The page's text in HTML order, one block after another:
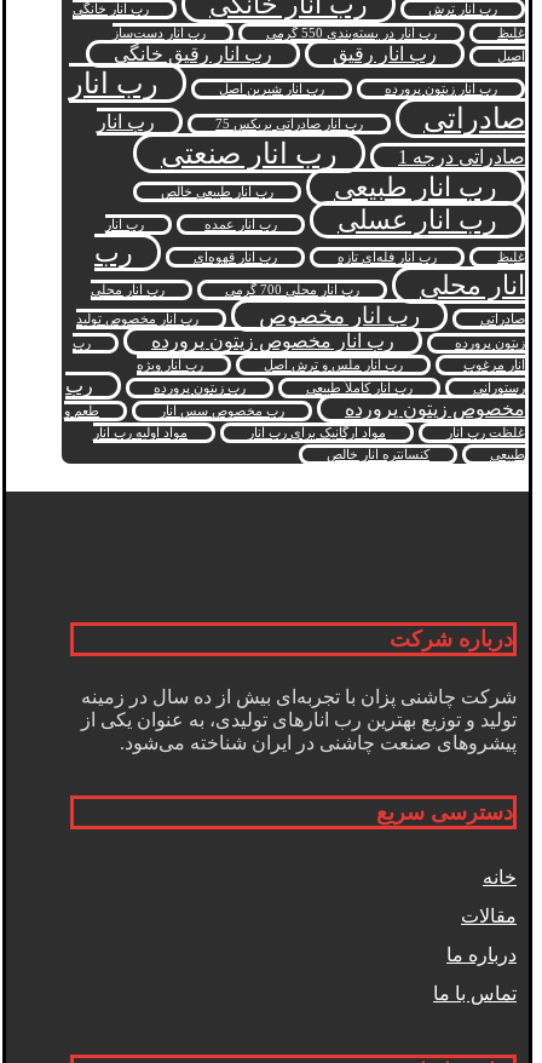
رب انار ترش
رب انار خانگی
غلیظ
رب انار در بسته‌بندی 550 گرمی
رب انار دست‌ساز
اصیل
رب انار رقیق رب انار رقیق خانگی
رب انار زیتون پرورده رب انار شیرین اصل
رب انار
صادراتی
رب انار صادراتی بریکس 75
رب انار
صادراتی درجه 1
رب انار صنعتی
رب انار طبیعی رب انار طبیعی خالص
رب انار عسلی رب انار عمده رب انار
غلیظ رب انار فله‌ای تازه رب انار قهوه‌ای
رب
انار محلی
رب انار محلی 700 گرمی رب انار محلی
صادراتی رب انار مخصوص
رب انار مخصوص تولید
زیتون پرورده
رب انار مخصوص زیتون پرورده
رب
انار مرغوب
رب انار ملس و ترش اصل
رب انار ویژه
رستورانی
رب انار کاملاً طبیعی رب زیتون پرورده
رب
مخصوص زیتون پرورده
رب مخصوص سس انار
طعم و
غلظت رب انار
مواد ارگانیک برای رب انار
مواد اولیه رب انار
طبیعی
کنسانتره انار خالص
درباره شرکت
شرکت چاشنی پزان با تجربه‌ای بیش از ده سال در زمینه
تولید و توزیع بهترین رب انارهای تولیدی، به عنوان یکی از
پیشروهای صنعت چاشنی در ایران شناخته می‌شود.
دسترسی سریع
خانه
مقالات
درباره ما
تماس با ما